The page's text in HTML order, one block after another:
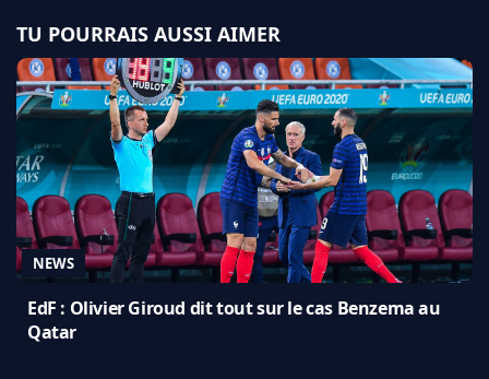
TU POURRAIS AUSSI AIMER
NEWS
EdF : Olivier Giroud dit tout sur le cas Benzema au
Qatar